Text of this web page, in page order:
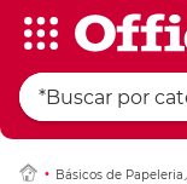
Básicos de Papeleria